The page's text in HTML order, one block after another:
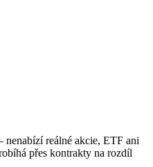
reálné akcie, ETF ani
přes kontrakty na rozdíl